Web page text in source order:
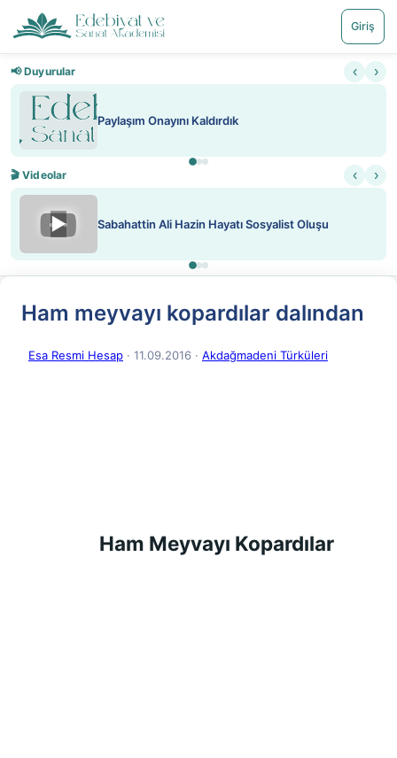
Giriş
📢 Duyurular ‹ ›
Paylaşım Onayını Kaldırdık
🎬 Videolar ‹ ›
Sabahattin Ali Hazin Hayatı Sosyalist Oluşu
Ham meyvayı kopardılar dalından
Esa Resmi Hesap · 11.09.2016 · Akdağmadeni Türküleri
Ham Meyvayı Kopardılar